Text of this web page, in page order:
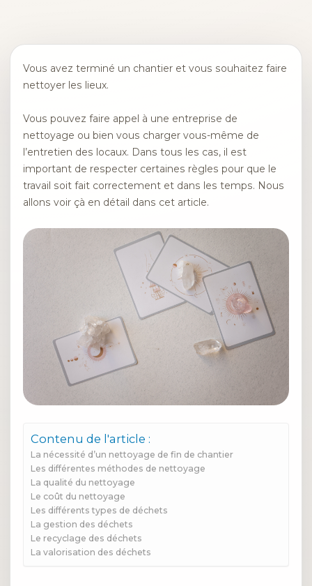
Vous avez terminé un chantier et vous souhaitez faire
nettoyer les lieux.
Vous pouvez faire appel à une entreprise de
nettoyage ou bien vous charger vous-même de
l’entretien des locaux. Dans tous les cas, il est
important de respecter certaines règles pour que le
travail soit fait correctement et dans les temps. Nous
allons voir çà en détail dans cet article.
Contenu de l'article :
La nécessité d’un nettoyage de fin de chantier
Les différentes méthodes de nettoyage
La qualité du nettoyage
Le coût du nettoyage
Les différents types de déchets
La gestion des déchets
Le recyclage des déchets
La valorisation des déchets